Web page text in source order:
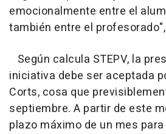
emocionalmente entre el
también entre el
Según calcula STEPV, la
iniciativa debe ser aceptada
Corts, cosa que
septiembre. A partir de este
plazo máximo de un mes